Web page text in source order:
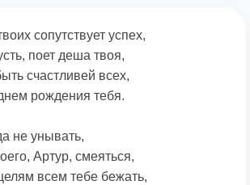
сопутствует успех,
поет деша твоя,
счастливей всех,
рождения тебя.
не унывать,
Артур, смеяться,
всем тебе бежать,